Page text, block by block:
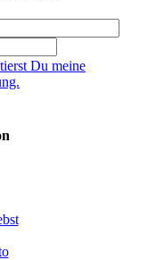
Du meine